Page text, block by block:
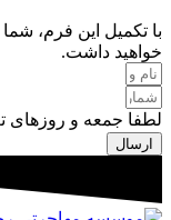
با تکمیل این فرم،
خواهید داشت.
لطفا جمعه و روزهای
ارسال